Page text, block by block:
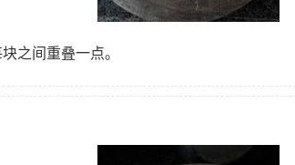
之间重叠一点。